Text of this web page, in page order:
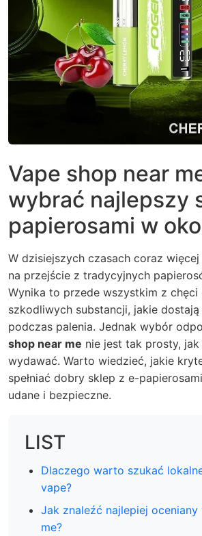
Vape shop near
wybrać najlepszy
papierosami w
W dzisiejszych czasach coraz
na przejście z tradycyjnych
Wynika to przede wszystkim z chęci
szkodliwych substancji, jakie
podczas palenia. Jednak wybór
shop near me nie jest tak prosty, jak
wydawać. Warto wiedzieć, jakie
spełniać dobry sklep z e-
udane i bezpieczne.
LIST
Dlaczego warto szukać
vape?
Jak znaleźć najlepiej oceniany
me?